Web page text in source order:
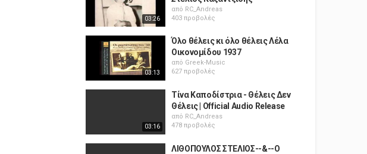
03:26
από RC_Andreas
403 προβολές
03:13
Όλο θέλεις κι όλο θέλεις Λέλα
Οικονομίδου 1937
από Greek-Music
627 προβολές
03:16
Τίνα Καποδίστρια - Θέλεις Δεν
Θέλεις | Official Audio Release
από RC_Andreas
478 προβολές
ΛΙΘΟΠΟΥΛΟΣ ΣΤΕΛΙΟΣ--&--Ο